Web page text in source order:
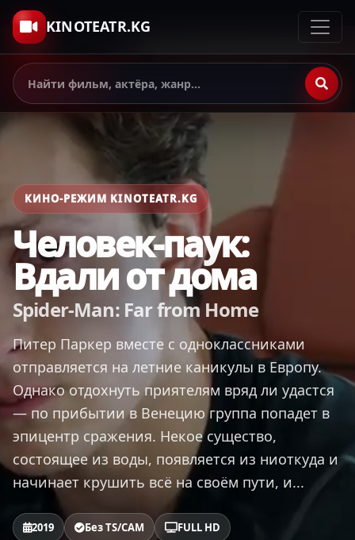
KINOTEATR.KG
КИНО-РЕЖИМ KINOTEATR.KG
Человек-паук:
Вдали от дома
Spider-Man: Far from Home
Питер Паркер вместе с одноклассниками
отправляется на летние каникулы в Европу.
Однако отдохнуть приятелям вряд ли удастся
— по прибытии в Венецию группа попадет в
эпицентр сражения. Некое существо,
состоящее из воды, появляется из ниоткуда и
начинает крушить всё на своём пути, и...
2019 Без TS/CAM FULL HD